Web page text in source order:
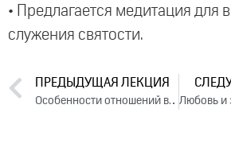
• Предлагается медитация для
служения святости.
ПРЕДЫДУЩАЯ ЛЕКЦИЯ
Особенности отношений в наше время. Лекция 2 (2014)